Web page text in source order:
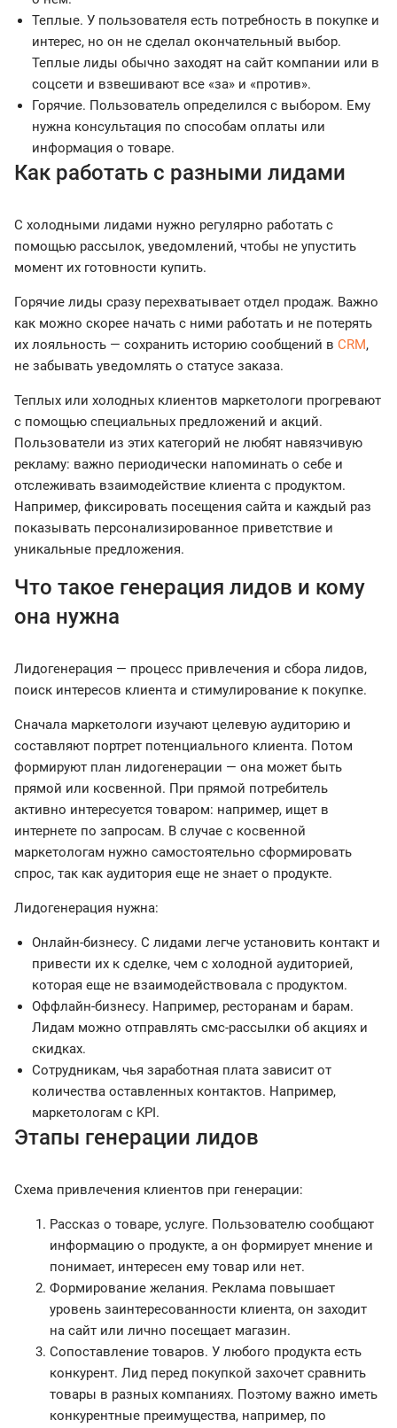
Теплые. У пользователя есть потребность в покупке и
интерес, но он не сделал окончательный выбор.
Теплые лиды обычно заходят на сайт компании или в
соцсети и взвешивают все «за» и «против».
Горячие. Пользователь определился с выбором. Ему
нужна консультация по способам оплаты или
информация о товаре.
Как работать с разными лидами
С холодными лидами нужно регулярно работать с
помощью рассылок, уведомлений, чтобы не упустить
момент их готовности купить.
Горячие лиды сразу перехватывает отдел продаж. Важно
как можно скорее начать с ними работать и не потерять
их лояльность — сохранить историю сообщений в CRM,
не забывать уведомлять о статусе заказа.
Теплых или холодных клиентов маркетологи прогревают
с помощью специальных предложений и акций.
Пользователи из этих категорий не любят навязчивую
рекламу: важно периодически напоминать о себе и
отслеживать взаимодействие клиента с продуктом.
Например, фиксировать посещения сайта и каждый раз
показывать персонализированное приветствие и
уникальные предложения.
Что такое генерация лидов и кому
она нужна
Лидогенерация — процесс привлечения и сбора лидов,
поиск интересов клиента и стимулирование к покупке.
Сначала маркетологи изучают целевую аудиторию и
составляют портрет потенциального клиента. Потом
формируют план лидогенерации — она может быть
прямой или косвенной. При прямой потребитель
активно интересуется товаром: например, ищет в
интернете по запросам. В случае с косвенной
маркетологам нужно самостоятельно сформировать
спрос, так как аудитория еще не знает о продукте.
Лидогенерация нужна:
Онлайн-бизнесу. С лидами легче установить контакт и
привести их к сделке, чем с холодной аудиторией,
которая еще не взаимодействовала с продуктом.
Оффлайн-бизнесу. Например, ресторанам и барам.
Лидам можно отправлять смс-рассылки об акциях и
скидках.
Сотрудникам, чья заработная плата зависит от
количества оставленных контактов. Например,
маркетологам с KPI.
Этапы генерации лидов
Схема привлечения клиентов при генерации:
Рассказ о товаре, услуге. Пользователю сообщают
информацию о продукте, а он формирует мнение и
понимает, интересен ему товар или нет.
Формирование желания. Реклама повышает
уровень заинтересованности клиента, он заходит
на сайт или лично посещает магазин.
Сопоставление товаров. У любого продукта есть
конкурент. Лид перед покупкой захочет сравнить
товары в разных компаниях. Поэтому важно иметь
конкурентные преимущества, например, по